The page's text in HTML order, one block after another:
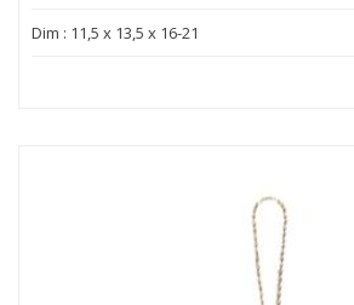
Dim : 11,5 x 13,5 x 16-21